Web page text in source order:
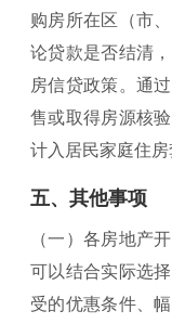
购房所在区（市
论贷款是否结清
房信贷政策。通
售或取得房源核
计入居民家庭住房
五、其他事项
（一）各房地产
可以结合实际选
受的优惠条件、